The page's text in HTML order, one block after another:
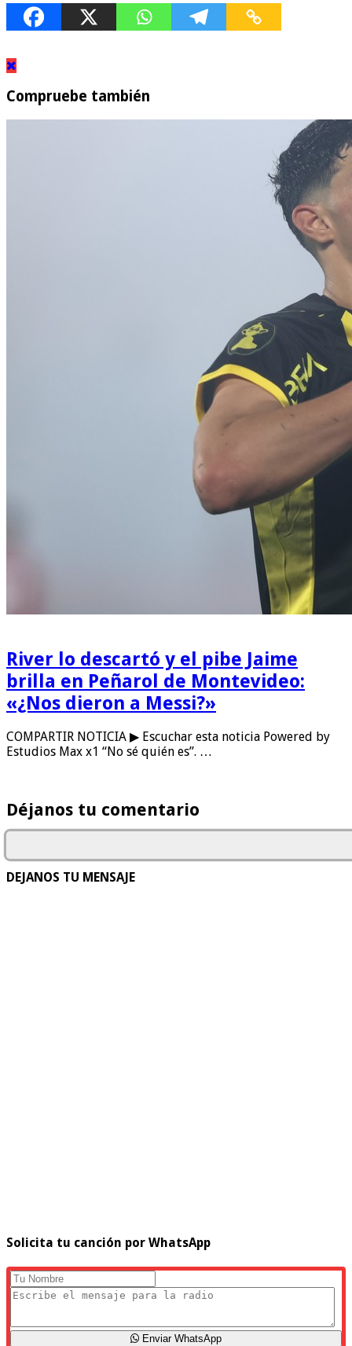
Compruebe también
River lo descartó y el pibe Jaime
brilla en Peñarol de Montevideo:
«¿Nos dieron a Messi?»
COMPARTIR NOTICIA ▶ Escuchar esta noticia Powered by
Estudios Max x1 “No sé quién es”. …
Déjanos tu comentario
DEJANOS TU MENSAJE
Solicita tu canción por WhatsApp
Enviar WhatsApp